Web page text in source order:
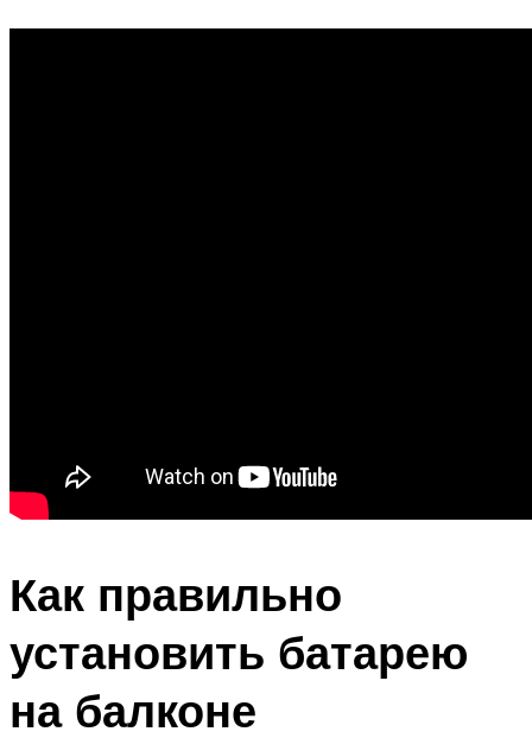
Как правильно
установить батарею
на балконе